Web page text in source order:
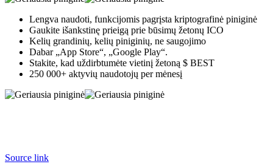
Lengva naudoti, funkcijomis pagrįsta kriptografinė piniginė
Gaukite išankstinę prieigą prie būsimų žetonų ICO
Kelių grandinių, kelių piniginių, ne saugojimo
Dabar „App Store“, „Google Play“.
Stakite, kad uždirbtumėte vietinį žetoną $ BEST
250 000+ aktyvių naudotojų per mėnesį
Source link